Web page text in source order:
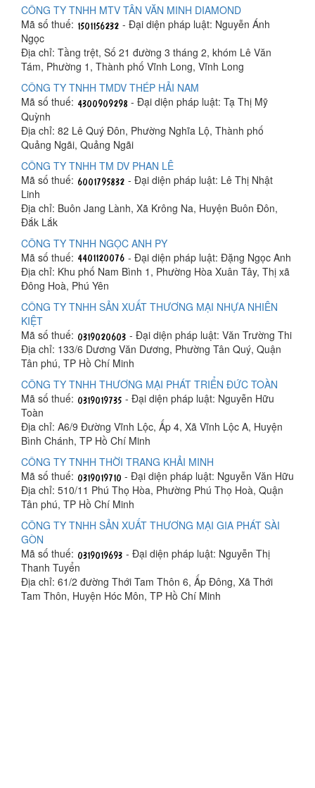
CÔNG TY TNHH MTV TÂN VĂN MINH DIAMOND
Mã số thuế:
- Đại diện pháp luật: Nguyễn Ánh
Ngọc
Địa chỉ: Tầng trệt, Số 21 đường 3 tháng 2, khóm Lê Văn
Tám, Phường 1, Thành phố Vĩnh Long, Vĩnh Long
CÔNG TY TNHH TMDV THÉP HẢI NAM
Mã số thuế:
- Đại diện pháp luật: Tạ Thị Mỹ
Quỳnh
Địa chỉ: 82 Lê Quý Đôn, Phường Nghĩa Lộ, Thành phố
Quảng Ngãi, Quảng Ngãi
CÔNG TY TNHH TM DV PHAN LÊ
Mã số thuế:
- Đại diện pháp luật: Lê Thị Nhật
Linh
Địa chỉ: Buôn Jang Lành, Xã Krông Na, Huyện Buôn Đôn,
Đắk Lắk
CÔNG TY TNHH NGỌC ANH PY
Mã số thuế:
- Đại diện pháp luật: Đặng Ngọc Anh
Địa chỉ: Khu phố Nam Bình 1, Phường Hòa Xuân Tây, Thị xã
Đông Hoà, Phú Yên
CÔNG TY TNHH SẢN XUẤT THƯƠNG MẠI NHỰA NHIÊN
KIỆT
Mã số thuế:
- Đại diện pháp luật: Văn Trường Thi
Địa chỉ: 133/6 Dương Văn Dương, Phường Tân Quý, Quận
Tân phú, TP Hồ Chí Minh
CÔNG TY TNHH THƯƠNG MẠI PHÁT TRIỂN ĐỨC TOÀN
Mã số thuế:
- Đại diện pháp luật: Nguyễn Hữu
Toàn
Địa chỉ: A6/9 Đường Vĩnh Lộc, Ấp 4, Xã Vĩnh Lộc A, Huyện
Bình Chánh, TP Hồ Chí Minh
CÔNG TY TNHH THỜI TRANG KHẢI MINH
Mã số thuế:
- Đại diện pháp luật: Nguyễn Văn Hữu
Địa chỉ: 510/11 Phú Thọ Hòa, Phường Phú Thọ Hoà, Quận
Tân phú, TP Hồ Chí Minh
CÔNG TY TNHH SẢN XUẤT THƯƠNG MẠI GIA PHÁT SÀI
GÒN
Mã số thuế:
- Đại diện pháp luật: Nguyễn Thị
Thanh Tuyển
Địa chỉ: 61/2 đường Thới Tam Thôn 6, Ấp Đông, Xã Thới
Tam Thôn, Huyện Hóc Môn, TP Hồ Chí Minh